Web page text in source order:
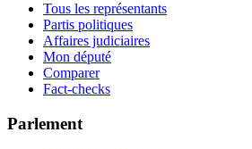
Tous les représentants
Partis politiques
Affaires judiciaires
Mon député
Comparer
Fact-checks
Parlement